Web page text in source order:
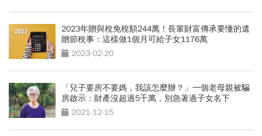
2023年贈與稅免稅額244萬！長輩財富傳承要懂的遺
贈節稅事：這樣做1個月可給子女1176萬
2023-02-20
「兒子要房不要媽，我該怎麼辦？」一個老母親被騙
房啟示：財產沒超過5千萬，別急著過子女名下
2021-12-15